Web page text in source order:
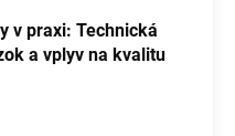
v praxi: Technická
a vplyv na kvalitu